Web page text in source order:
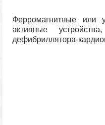
Ферромагнитные или
активные
дефибриллятора-